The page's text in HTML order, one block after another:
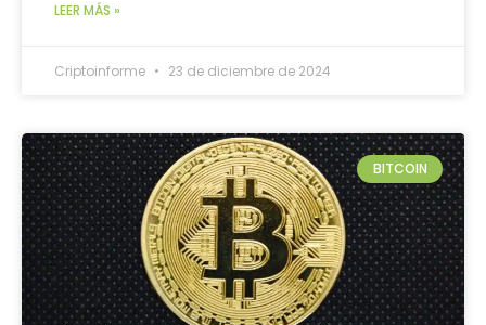
LEER MÁS »
Criptoinforme 23 de diciembre de 2024
BITCOIN